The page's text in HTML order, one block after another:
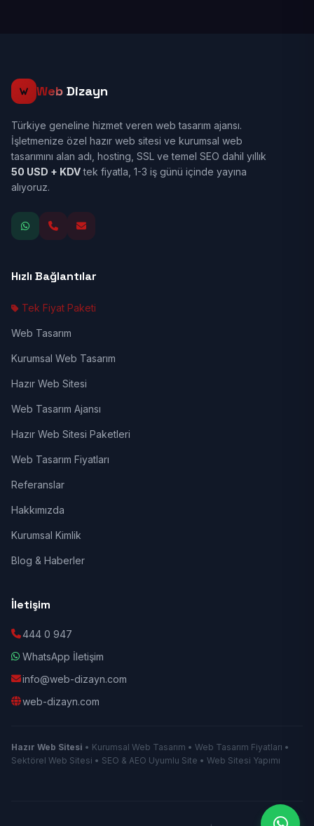
Web Dizayn
Türkiye geneline hizmet veren web tasarım ajansı.
İşletmenize özel hazır web sitesi ve kurumsal web
tasarımını alan adı, hosting, SSL ve temel SEO dahil yıllık
50 USD + KDVtek fiyatla, 1-3 iş günü içinde yayına
alıyoruz.
Hızlı Bağlantılar
Tek Fiyat Paketi
Web Tasarım
Kurumsal Web Tasarım
Hazır Web Sitesi
Web Tasarım Ajansı
Hazır Web Sitesi Paketleri
Web Tasarım Fiyatları
Referanslar
Hakkımızda
Kurumsal Kimlik
Blog & Haberler
İletişim
444 0 947
WhatsApp İletişim
info@web-dizayn.com
web-dizayn.com
Hazır Web Sitesi • Kurumsal Web Tasarım • Web Tasarım Fiyatları •
Sektörel Web Sitesi • SEO & AEO Uyumlu Site • Web Sitesi Yapımı